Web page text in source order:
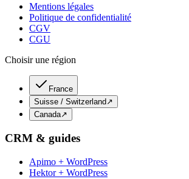
Mentions légales
Politique de confidentialité
CGV
CGU
Choisir une région
France
Suisse / Switzerland↗
Canada↗
CRM & guides
Apimo + WordPress
Hektor + WordPress